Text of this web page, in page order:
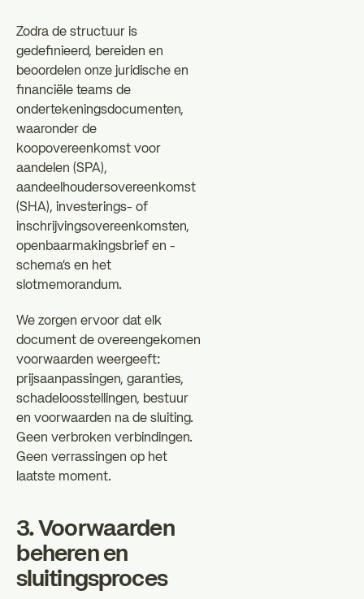
Zodra de structuur is
gedefinieerd, bereiden en
beoordelen onze juridische en
financiële teams de
ondertekeningsdocumenten,
waaronder de
koopovereenkomst voor
aandelen (SPA),
aandeelhoudersovereenkomst
(SHA), investerings- of
inschrijvingsovereenkomsten,
openbaarmakingsbrief en -
schema's en het
slotmemorandum.
We zorgen ervoor dat elk
document de overeengekomen
voorwaarden weergeeft:
prijsaanpassingen, garanties,
schadeloosstellingen, bestuur
en voorwaarden na de sluiting.
Geen verbroken verbindingen.
Geen verrassingen op het
laatste moment.
3. Voorwaarden
beheren en
sluitingsproces